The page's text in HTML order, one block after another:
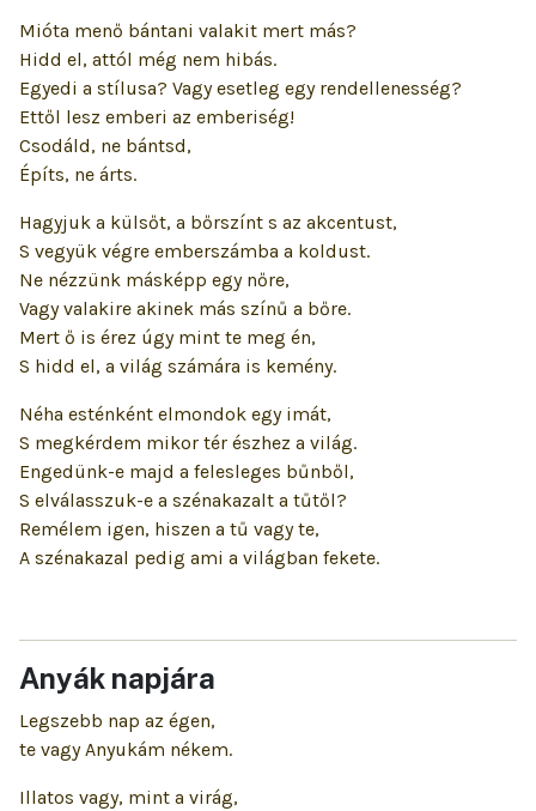
Mióta menő bántani valakit mert más?
Hidd el, attól még nem hibás.
Egyedi a stílusa? Vagy esetleg egy rendellenesség?
Ettől lesz emberi az emberiség!
Csodáld, ne bántsd,
Építs, ne árts.
Hagyjuk a külsőt, a bőrszínt s az akcentust,
S vegyük végre emberszámba a koldust.
Ne nézzünk másképp egy nőre,
Vagy valakire akinek más színű a bőre.
Mert ő is érez úgy mint te meg én,
S hidd el, a világ számára is kemény.
Néha esténként elmondok egy imát,
S megkérdem mikor tér észhez a világ.
Engedünk-e majd a felesleges bűnből,
S elválasszuk-e a szénakazalt a tűtől?
Remélem igen, hiszen a tű vagy te,
A szénakazal pedig ami a világban fekete.
Anyák napjára
Legszebb nap az égen,
te vagy Anyukám nékem.
Illatos vagy, mint a virág,